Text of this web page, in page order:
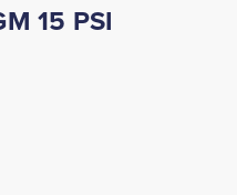
15 PSI